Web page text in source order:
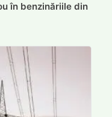
în benzinăriile din